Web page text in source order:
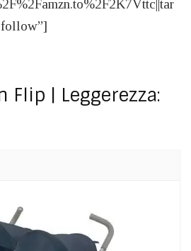
Flip | Leggerezza: